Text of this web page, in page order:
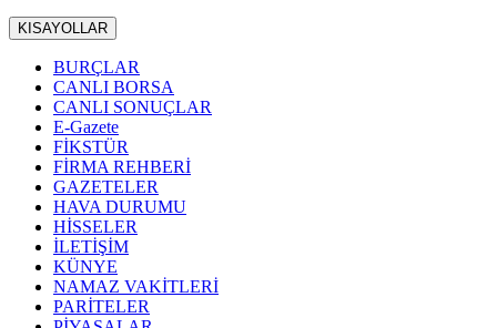
KISAYOLLAR
BURÇLAR
CANLI BORSA
CANLI SONUÇLAR
E-Gazete
FİKSTÜR
FİRMA REHBERİ
GAZETELER
HAVA DURUMU
HİSSELER
İLETİŞİM
KÜNYE
NAMAZ VAKİTLERİ
PARİTELER